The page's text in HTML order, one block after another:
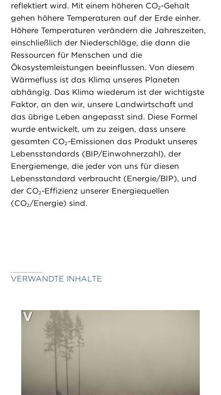
reflektiert wird. Mit einem höheren CO2-Gehalt
gehen höhere Temperaturen auf der Erde einher.
Höhere Temperaturen verändern die Jahreszeiten,
einschließlich der Niederschläge, die dann die
Ressourcen für Menschen und die
Ökosystemleistungen beeinflussen. Von diesem
Wärmefluss ist das Klima unseres Planeten
abhängig. Das Klima wiederum ist der wichtigste
Faktor, an den wir, unsere Landwirtschaft und
das übrige Leben angepasst sind. Diese Formel
wurde entwickelt, um zu zeigen, dass unsere
gesamten CO2-Emissionen das Produkt unseres
Lebensstandards (BIP/Einwohnerzahl), der
Energiemenge, die jeder von uns für diesen
Lebensstandard verbraucht (Energie/BIP), und
der CO2-Effizienz unserer Energiequellen
(CO2/Energie) sind.
VERWANDTE INHALTE